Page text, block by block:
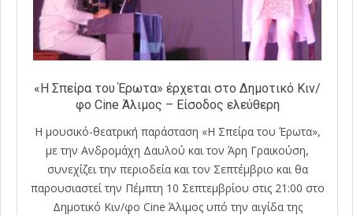
«Η Σπείρα του Έρωτα» έρχεται στο Δημοτικό Κιν/
φο Cine Άλιμος – Είσοδος ελεύθερη
Η μουσικό-θεατρική παράσταση «Η Σπείρα του Έρωτα»,
με την Ανδρομάχη Δαυλού και τον Άρη Γραικούση,
συνεχίζει την περιοδεία και τον Σεπτέμβριο και θα
παρουσιαστεί την Πέμπτη 10 Σεπτεμβρίου στις 21:00 στο
Δημοτικό Κιν/φο Cine Άλιμος υπό την αιγίδα της